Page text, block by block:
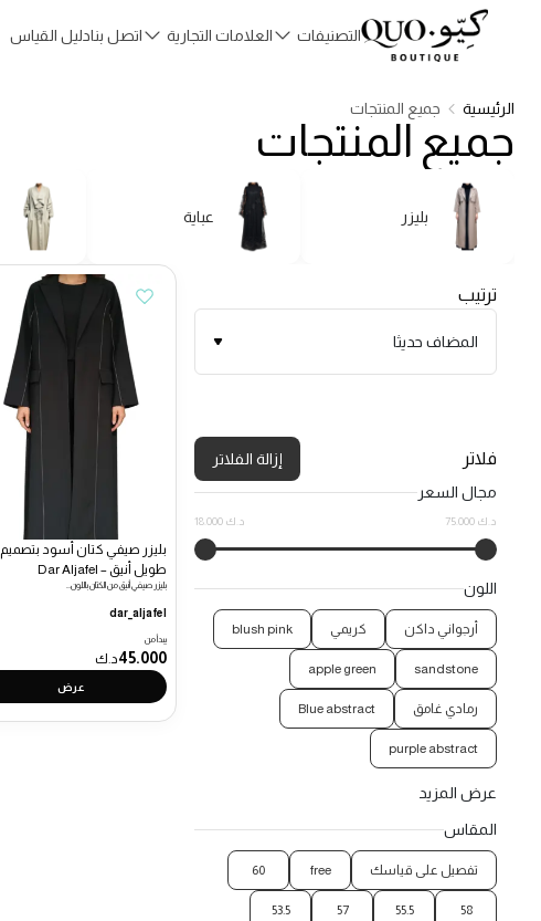
التصنيفات العلامات التجارية اتصل بنادليل القياس
الرئيسية جميع المنتجات
جميع المنتجات
بليزر عباية
ترتيب
المضاف حديثا
فلاتر
إزالة الفلاتر
مجال السعر
18.000 د.ك 75.000 د.ك
اللون
أرجواني داكن كريمي blush pink
sandstone
apple green
رمادي غامق Blue abstract
purple abstract
عرض المزيد
المقاس
تفصيل على قياسك free
60
58
55.5
57
53.5
بليزر صيفي كتان أسود بتصميم
طويل أنيق – Dar Aljafel
بليزر صيفي أنيق من الكتان باللون…
dar_aljafel
يبدأ من
45.000د.ك
عرض